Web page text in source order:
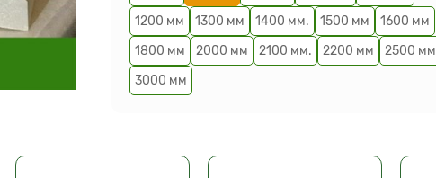
1200 мм 1300 мм 1400 мм. 1500 мм 1600 мм
1800 мм 2000 мм 2100 мм. 2200 мм 2500 мм
3000 мм